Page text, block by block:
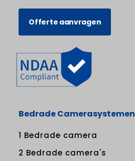
Offerte aanvragen
Bedrade Camerasystemen
1 Bedrade camera
2 Bedrade camera's